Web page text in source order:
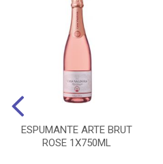
ESPUMANTE ARTE BRUT
ROSE 1X750ML